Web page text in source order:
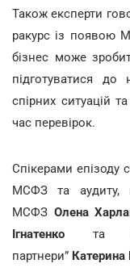
Також експерти
ракурс із появою
бізнес може
підготуватися до
спірних ситуацій
час перевірок.
Спікерами епізоду
МСФЗ та аудиту,
МСФЗ Олена
Ігнатенко та
партнери”